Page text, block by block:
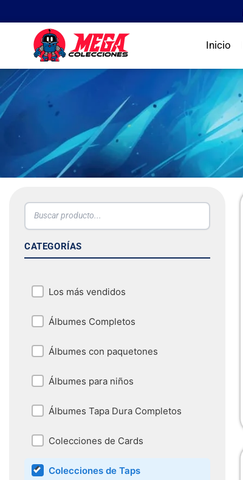
Inicio
CATEGORÍAS
Los más vendidos
Álbumes Completos
Álbumes con paquetones
Álbumes para niños
Álbumes Tapa Dura Completos
Colecciones de Cards
Colecciones de Taps